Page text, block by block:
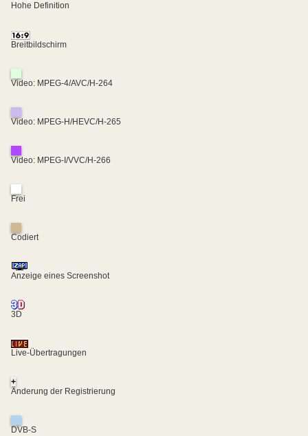
Hohe Definition
Breitbildschirm
Video: MPEG-4/AVC/H-264
Video: MPEG-H/HEVC/H-265
Video: MPEG-I/VVC/H-266
Frei
Codiert
Anzeige eines Screenshot
3D
Live-Übertragungen
+
Änderung der Registrierung
DVB-S